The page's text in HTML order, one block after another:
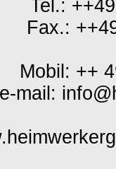
Tel.:
Fax.:
Mobil: ++
e-mail: